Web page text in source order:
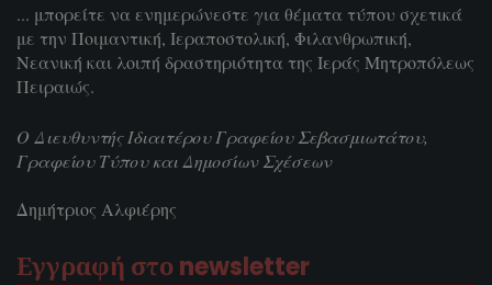
... μπορείτε να ενημερώνεστε για θέματα τύπου σχετικά
με την Ποιμαντική, Ιεραποστολική, Φιλανθρωπική,
Νεανική και λοιπή δραστηριότητα της Ιεράς Μητροπόλεως
Πειραιώς.
Ο Διευθυντής Ιδιαιτέρου Γραφείου Σεβασμιωτάτου,
Γραφείου Τύπου και Δημοσίων Σχέσεων
Δημήτριος Αλφιέρης
Εγγραφή στο newsletter